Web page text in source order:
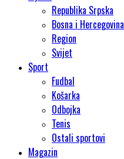
Republika Srpska
Bosna i Hercegovina
Region
Svijet
Sport
Fudbal
Košarka
Odbojka
Tenis
Ostali sportovi
Magazin